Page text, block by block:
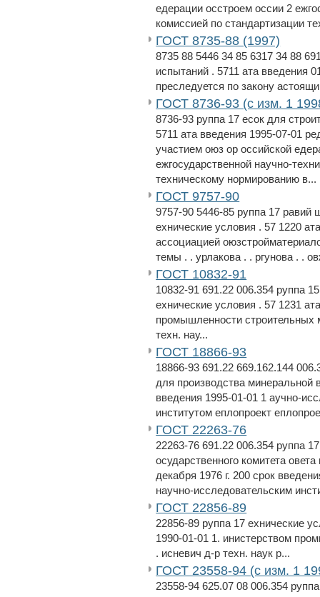
едерации осстроем оссии 2
комиссией по стандартизации
ГОСТ 8735-88 (1997)
8735 88 5446 34 85 6317 34 88
испытаний . 5711 ата введения
преследуется по закону
ГОСТ 8736-93 (с изм. 1
8736-93 руппа 17 есок для
5711 ата введения 1995-07-01
участием оюз ор оссийской
ежгосударственной научно-
техническому нормированию в...
ГОСТ 9757-90
9757-90 5446-85 руппа 17 равий
ехнические условия . 57 1220
ассоциацией
темы . . урлакова . . ргунова . .
ГОСТ 10832-91
10832-91 691.22 006.354 руппа
ехнические условия . 57 1231
промышленности строительных
техн. нау...
ГОСТ 18866-93
18866-93 691.22 669.162.144
для производства минеральной
введения 1995-01-01 1 аучно-
институтом еплопроект
ГОСТ 22263-76
22263-76 691.22 006.354 руппа
осударственного комитета
декабря 1976 г. 200 срок
научно-исследовательским
ГОСТ 22856-89
22856-89 руппа 17 ехнические
1990-01-01 1. инистерством
. исневич д-р техн. наук р...
ГОСТ 23558-94 (с изм. 1
23558-94 625.07 08 006.354